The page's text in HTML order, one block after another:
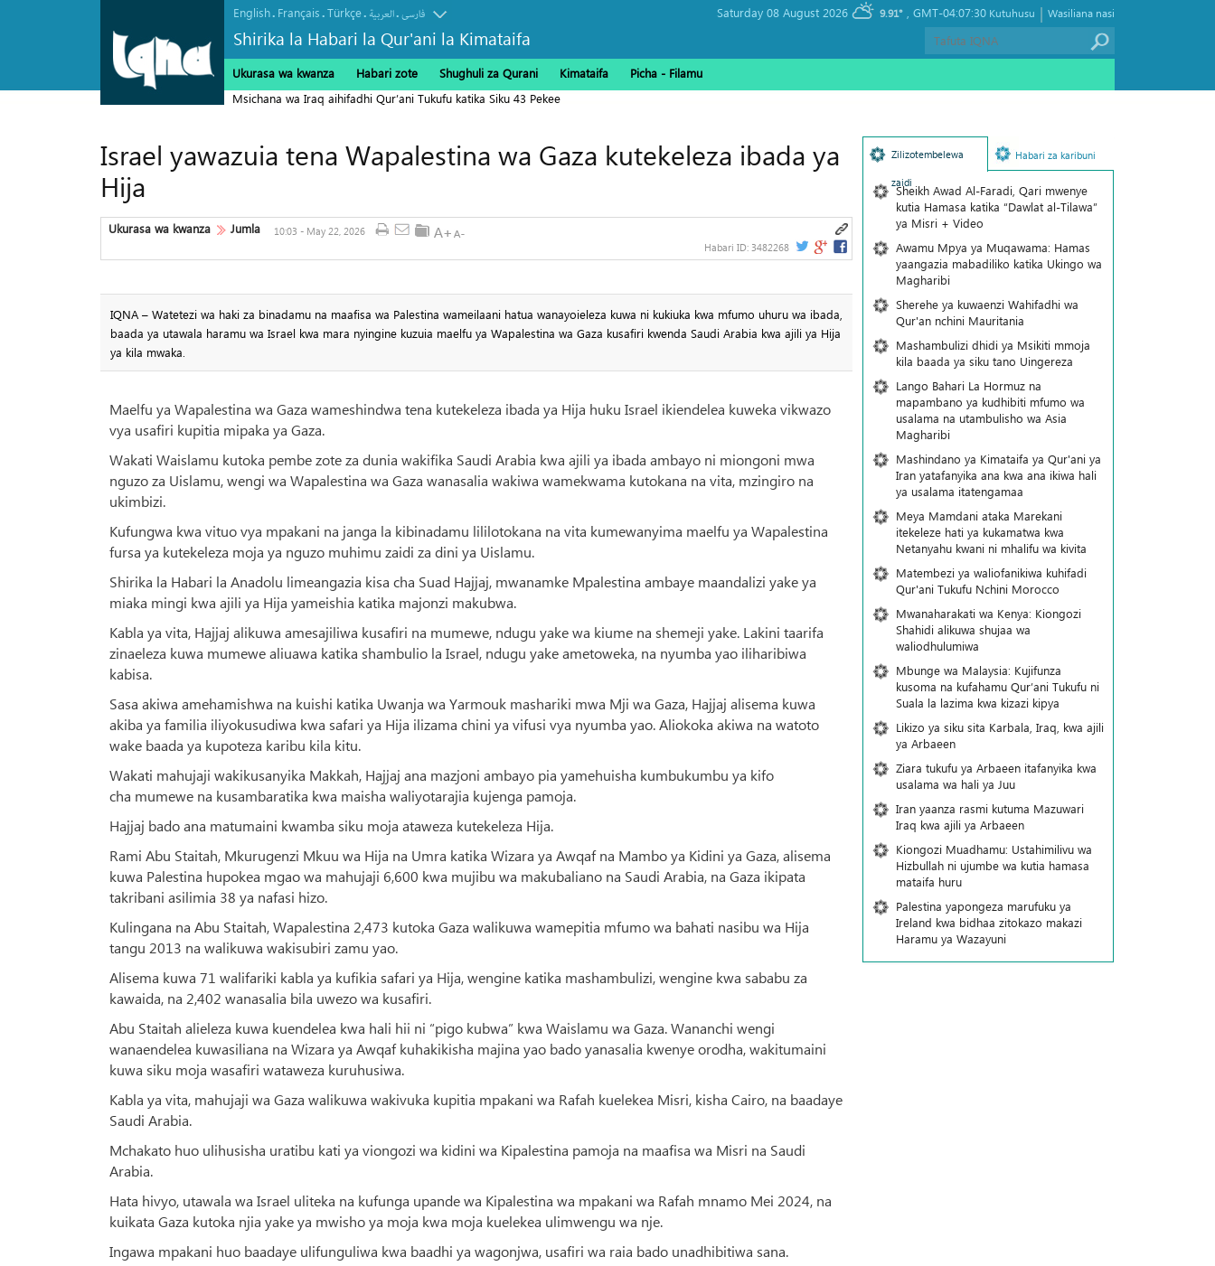
English. Français.Türkçe. العربیة.فارسی
Shirika la Habari la Qur'ani la Kimataifa
GMT-04:07:30
9.91° Wasiliana nasi
|
Kutuhusu
Ukurasa wa kwanza Habari zote Shughuli za Qurani Kimataifa
Picha‎ - Filamu‎
Msichana wa Iraq aihifadhi Qur’ani Tukufu katika Siku 43 Pekee
Israel yawazuia tena Wapalestina wa Gaza kutekeleza ibada ya
Hija
Ukurasa wa kwanza Jumla
10:03 - May 22, 2026
Habari ID: 3482268
IQNA – Watetezi wa haki za binadamu na maafisa wa Palestina wameilaani hatua wanayoieleza kuwa ni kukiuka kwa mfumo uhuru wa ibada,
baada ya utawala haramu wa Israel kwa mara nyingine kuzuia maelfu ya Wapalestina wa Gaza kusafiri kwenda Saudi Arabia kwa ajili ya Hija
ya kila mwaka.
Maelfu ya Wapalestina wa Gaza wameshindwa tena kutekeleza ibada ya Hija huku Israel ikiendelea kuweka vikwazo
vya usafiri kupitia mipaka ya Gaza.
Wakati Waislamu kutoka pembe zote za dunia wakifika Saudi Arabia kwa ajili ya ibada ambayo ni miongoni mwa
nguzo za Uislamu, wengi wa Wapalestina wa Gaza wanasalia wakiwa wamekwama kutokana na vita, mzingiro na
ukimbizi.
Kufungwa kwa vituo vya mpakani na janga la kibinadamu lililotokana na vita kumewanyima maelfu ya Wapalestina
fursa ya kutekeleza moja ya nguzo muhimu zaidi za dini ya Uislamu.
Shirika la Habari la Anadolu limeangazia kisa cha Suad Hajjaj, mwanamke Mpalestina ambaye maandalizi yake ya
miaka mingi kwa ajili ya Hija yameishia katika majonzi makubwa.
Kabla ya vita, Hajjaj alikuwa amesajiliwa kusafiri na mumewe, ndugu yake wa kiume na shemeji yake. Lakini taarifa
zinaeleza kuwa mumewe aliuawa katika shambulio la Israel, ndugu yake ametoweka, na nyumba yao iliharibiwa
kabisa.
Sasa akiwa amehamishwa na kuishi katika Uwanja wa Yarmouk mashariki mwa Mji wa Gaza, Hajjaj alisema kuwa
akiba ya familia iliyokusudiwa kwa safari ya Hija ilizama chini ya vifusi vya nyumba yao. Aliokoka akiwa na watoto
wake baada ya kupoteza karibu kila kitu.
Wakati mahujaji wakikusanyika Makkah, Hajjaj ana mazjoni ambayo pia yamehuisha kumbukumbu ya kifo
cha mumewe na kusambaratika kwa maisha waliyotarajia kujenga pamoja.
Hajjaj bado ana matumaini kwamba siku moja ataweza kutekeleza Hija.
Rami Abu Staitah, Mkurugenzi Mkuu wa Hija na Umra katika Wizara ya Awqaf na Mambo ya Kidini ya Gaza, alisema
kuwa Palestina hupokea mgao wa mahujaji 6,600 kwa mujibu wa makubaliano na Saudi Arabia, na Gaza ikipata
takribani asilimia 38 ya nafasi hizo.
Kulingana na Abu Staitah, Wapalestina 2,473 kutoka Gaza walikuwa wamepitia mfumo wa bahati nasibu wa Hija
tangu 2013 na walikuwa wakisubiri zamu yao.
Alisema kuwa 71 walifariki kabla ya kufikia safari ya Hija, wengine katika mashambulizi, wengine kwa sababu za
kawaida, na 2,402 wanasalia bila uwezo wa kusafiri.
Abu Staitah alieleza kuwa kuendelea kwa hali hii ni “pigo kubwa” kwa Waislamu wa Gaza. Wananchi wengi
wanaendelea kuwasiliana na Wizara ya Awqaf kuhakikisha majina yao bado yanasalia kwenye orodha, wakitumaini
kuwa siku moja wasafiri wataweza kuruhusiwa.
Kabla ya vita, mahujaji wa Gaza walikuwa wakivuka kupitia mpakani wa Rafah kuelekea Misri, kisha Cairo, na baadaye
Saudi Arabia.
Mchakato huo ulihusisha uratibu kati ya viongozi wa kidini wa Kipalestina pamoja na maafisa wa Misri na Saudi
Arabia.
Hata hivyo, utawala wa Israel uliteka na kufunga upande wa Kipalestina wa mpakani wa Rafah mnamo Mei 2024, na
kuikata Gaza kutoka njia yake ya mwisho ya moja kwa moja kuelekea ulimwengu wa nje.
Ingawa mpakani huo baadaye ulifunguliwa kwa baadhi ya wagonjwa, usafiri wa raia bado unadhibitiwa sana.
Zilizotembelewa
zaidi
Habari za karibuni
Sheikh Awad Al-Faradi, Qari mwenye
kutia Hamasa katika “Dawlat al-Tilawa”
ya Misri + Video
Awamu Mpya ya Muqawama: Hamas
yaangazia mabadiliko katika Ukingo wa
Magharibi
Sherehe ya kuwaenzi Wahifadhi wa
Qur'an nchini Mauritania
Mashambulizi dhidi ya Msikiti mmoja
kila baada ya siku tano Uingereza
Lango Bahari La Hormuz na
mapambano ya kudhibiti mfumo wa
usalama na utambulisho wa Asia
Magharibi
Mashindano ya Kimataifa ya Qur'ani ya
Iran yatafanyika ana kwa ana ikiwa hali
ya usalama itatengamaa
Meya Mamdani ataka Marekani
itekeleze hati ya kukamatwa kwa
Netanyahu kwani ni mhalifu wa kivita
Matembezi ya waliofanikiwa kuhifadi
Qur'ani Tukufu Nchini Morocco
Mwanaharakati wa Kenya: Kiongozi
Shahidi alikuwa shujaa wa
waliodhulumiwa
Mbunge wa Malaysia: Kujifunza
kusoma na kufahamu Qur’ani Tukufu ni
Suala la lazima kwa kizazi kipya
Likizo ya siku sita Karbala, Iraq, kwa ajili
ya Arbaeen
Ziara tukufu ya Arbaeen itafanyika kwa
usalama wa hali ya Juu
Iran yaanza rasmi kutuma Mazuwari
Iraq kwa ajili ya Arbaeen
Kiongozi Muadhamu: Ustahimilivu wa
Hizbullah ni ujumbe wa kutia hamasa
mataifa huru
Palestina yapongeza marufuku ya
Ireland kwa bidhaa zitokazo makazi
Haramu ya Wazayuni